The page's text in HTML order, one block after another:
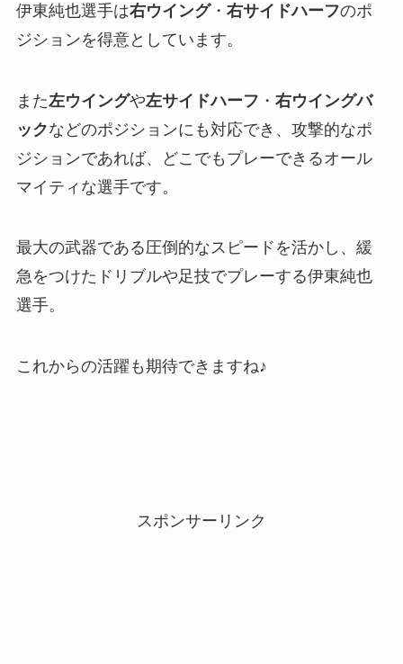
伊東純也選手は右ウイング・ 右サイドハーフのポ
ジションを得意としています。
また左ウイングや左サイドハーフ ・ 右ウイングバ
ックなどのポジションにも対応でき、攻撃的なポ
ジションであれば、どこでもプレーできるオール
マイティな選手です。
最大の武器である圧倒的なスピードを活かし、緩
急をつけたドリブルや足技でプレーする伊東純也
選手。
これからの活躍も期待できますね♪
スポンサーリンク